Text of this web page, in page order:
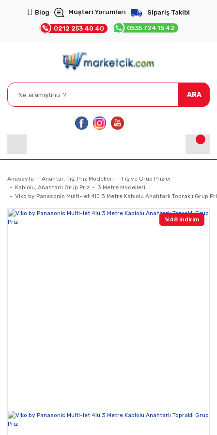
Blog Müşteri Yorumları Sipariş Takibi
0212 253 40 40 0535 724 15 42
ARA
Anasayfa Anahtar, Fiş, Priz Modelleri
Fiş ve Grup Prizler
Kablolu, Anahtarlı Grup Priz
3 Metre Modelleri
Viko by Panasonic Multi-let 4lü 3 Metre Kablolu Anahtarlı Topraklı Grup
%48 indirim